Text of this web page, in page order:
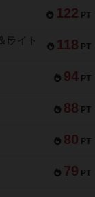
122 PT
118 PT
ライト
94 PT
88 PT
80 PT
79 PT